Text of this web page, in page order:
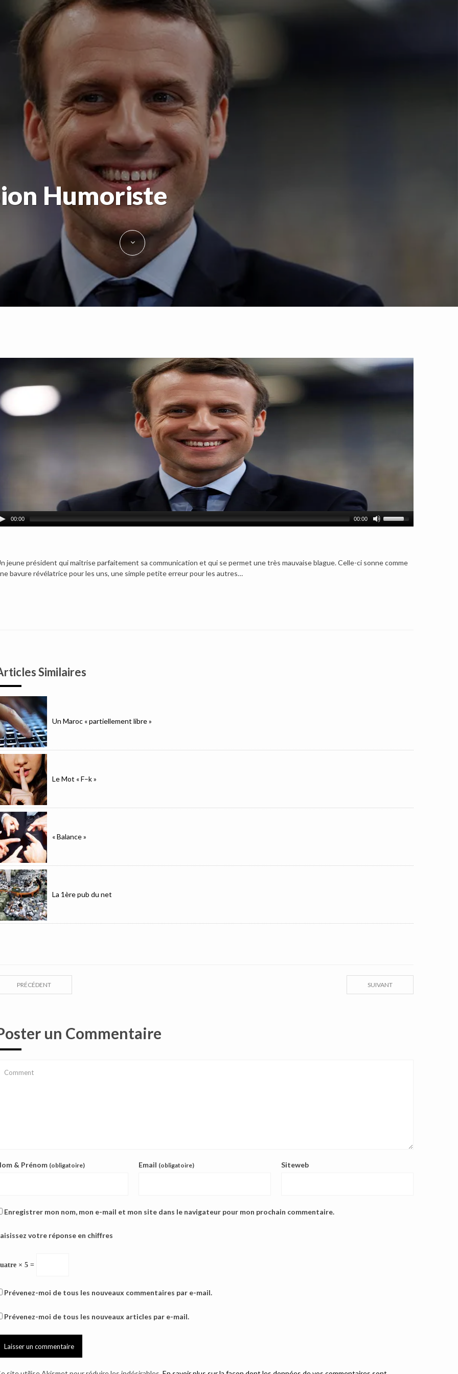
Humoriste
00:00 00:00
jeune président qui maîtrise parfaitement sa communication et qui se permet une très mauvaise blague. Celle-ci sonne comme
bavure révélatrice pour les uns, une simple petite erreur pour les autres…
Similaires
Un Maroc « partiellement libre »
Le Mot « F–k »
« Balance »
La 1ère pub du net
SUIVANT
PRÉCÉDENT
un Commentaire
& Prénom (obligatoire) Email (obligatoire) Siteweb
Enregistrer mon nom, mon e-mail et mon site dans le navigateur pour mon prochain commentaire.
votre réponse en chiffres
× 5 =
Prévenez-moi de tous les nouveaux commentaires par e-mail.
Prévenez-moi de tous les nouveaux articles par e-mail.